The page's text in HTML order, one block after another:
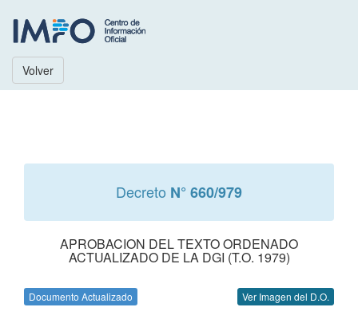
Volver
Decreto N° 660/979
APROBACION DEL TEXTO ORDENADO
ACTUALIZADO DE LA DGI (T.O. 1979)
Documento Actualizado Ver Imagen del D.O.